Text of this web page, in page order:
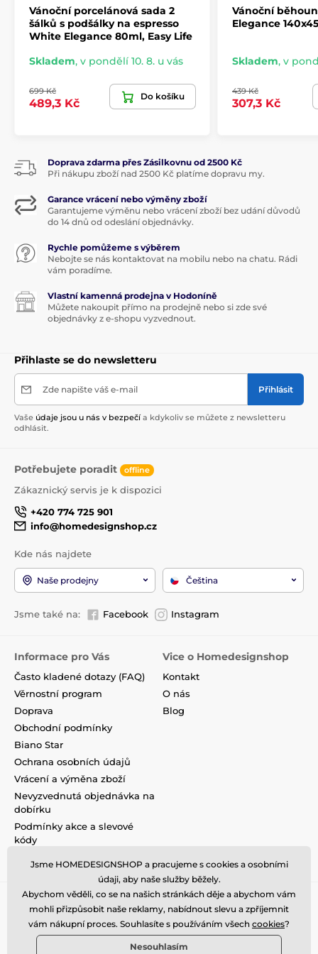
Vánoční porcelánová sada 2
šálků s podšálky na espresso
White Elegance 80ml, Easy Life
Skladem, v pondělí 10. 8. u vás
699 Kč
489,3 Kč
Do košíku
Vánoční
Elegance
Skladem, v
439 Kč
307,3 Kč
Doprava zdarma přes Zásilkovnu od 2500 Kč
Při nákupu zboží nad 2500 Kč platíme dopravu my.
Garance vrácení nebo výměny zboží
Garantujeme výměnu nebo vrácení zboží bez udání důvodů
do 14 dnů od odeslání objednávky.
Rychle pomůžeme s výběrem
Nebojte se nás kontaktovat na mobilu nebo na chatu. Rádi
vám poradíme.
Vlastní kamenná prodejna v Hodoníně
Můžete nakoupit přímo na prodejně nebo si zde své
objednávky z e-shopu vyzvednout.
Přihlaste se do newsletteru
Zde napište váš e-mail Přihlásit
Vaše údaje jsou u nás v bezpečí a kdykoliv se můžete z newsletteru
odhlásit.
Potřebujete poradit offline
Zákaznický servis je k dispozici
+420 774 725 901
info@homedesignshop.cz
Kde nás najdete
Naše prodejny Čeština
Jsme také na: Facebook Instagram
Informace pro Vás
Často kladené dotazy (FAQ)
Věrnostní program
Doprava
Obchodní podmínky
Biano Star
Ochrana osobních údajů
Vrácení a výměna zboží
Nevyzvednutá objednávka na
dobírku
Podmínky akce a slevové
kódy
Vice o Homedesignshop
Kontakt
O nás
Blog
Jsme HOMEDESIGNSHOP a pracujeme s cookies a osobními
údaji, aby naše služby běžely.
Abychom věděli, co se na našich stránkách děje a abychom vám
mohli přizpůsobit naše reklamy, nabídnout slevu a zpříjemnit
vám nákupní proces. Souhlasíte s používáním všech cookies?
Nesouhlasím